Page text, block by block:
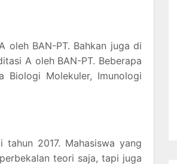
oleh BAN-PT. Bahkan juga di
A oleh BAN-PT. Beberapa
Biologi Molekuler, Imunologi
tahun 2017. Mahasiswa yang
teori saja, tapi juga